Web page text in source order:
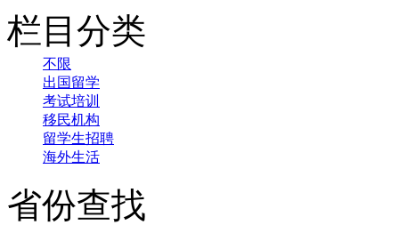
栏目分类
不限
出国留学
考试培训
移民机构
留学生招聘
海外生活
省份查找